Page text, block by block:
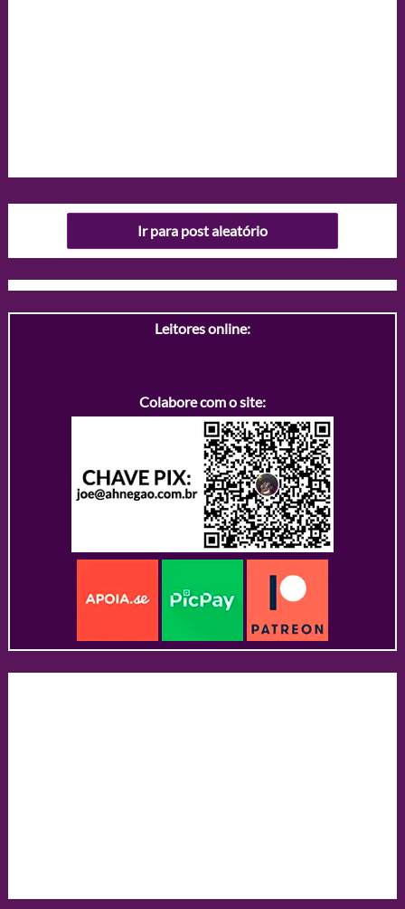
Ir para post aleatório
Leitores online:
Colabore com o site: